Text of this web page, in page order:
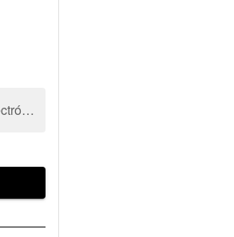
Dirección de correo electrónico